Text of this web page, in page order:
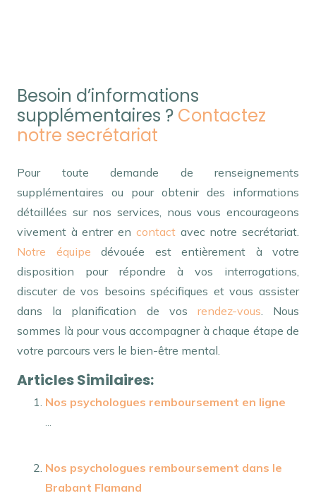
Besoin d’informations
supplémentaires ? Contactez
notre secrétariat
Pour toute demande de renseignements
supplémentaires ou pour obtenir des informations
détaillées sur nos services, nous vous encourageons
vivement à entrer en contactavec notre secrétariat.
Notre équipe dévouée est entièrement à votre
disposition pour répondre à vos interrogations,
discuter de vos besoins spécifiques et vous assister
dans la planification de vos rendez-vous. Nous
sommes là pour vous accompagner à chaque étape de
votre parcours vers le bien-être mental.
Articles Similaires:
Nos psychologues remboursement en ligne
Nos psychologues remboursement dans le
Brabant Flamand